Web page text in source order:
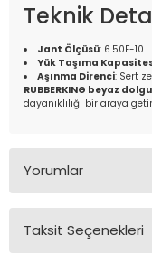
Teknik
Jant Ölçüsü: 6.50F-10
Yük Taşıma
Aşınma Direnci: Sert
RUBBERKING beyaz
dayanıklılığı bir araya
Yorumlar
Taksit Seçenekleri